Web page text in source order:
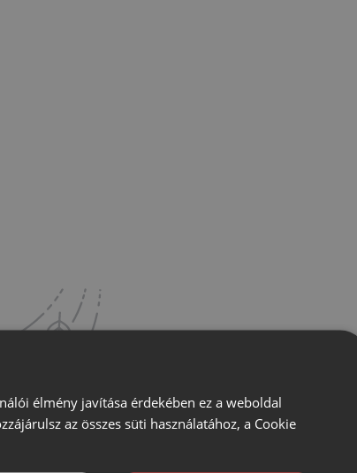
élmény javítása érdekében ez a weboldal
az összes süti használatához, a Cookie